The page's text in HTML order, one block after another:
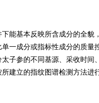
能基本反映所含成分的全貌
一成分或指标性成分的质量
子参的不同基源、采收时间
建立的指纹图谱检测方法进